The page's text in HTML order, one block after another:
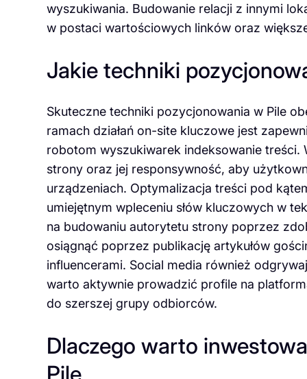
wyszukiwania. Budowanie relacji z innymi
w postaci wartościowych linków oraz
Jakie techniki
Skuteczne techniki pozycjonowania w Pile
ramach działań on-site kluczowe jest
robotom wyszukiwarek indeksowanie treści.
strony oraz jej responsywność, aby
urządzeniach. Optymalizacja treści pod
umiejętnym wpleceniu słów kluczowych w
na budowaniu autorytetu strony poprzez
osiągnąć poprzez publikację artykułów
influencerami. Social media również
warto aktywnie prowadzić profile na
do szerszej grupy odbiorców.
Dlaczego warto